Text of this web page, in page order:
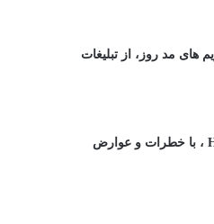
های مد روز، از تبلیغات
رژیم لاغری HCG ، با خطرات و عوارض